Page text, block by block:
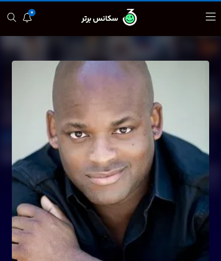
0
سکانس برتر